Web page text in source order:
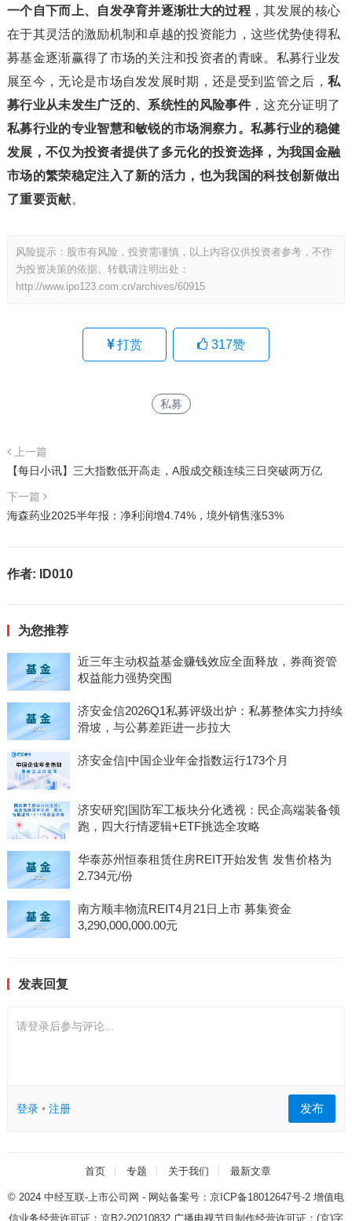
一个自下而上、自发孕育并逐渐壮大的过程 ，其发展的核心
在于其灵活的激励机制和卓越的投资能力，这些优势使得私
募基金逐渐赢得了市场的关注和投资者的青睐。私募行业发
展至今，无论是市场自发发展时期，还是受到监管之后， 私
募行业从未发生广泛的、系统性的风险事件，这充分证明了
私募行业的专业智慧和敏锐的市场洞察力。私募行业的稳健
发展，不仅为投资者提供了多元化的投资选择，为我国金融
市场的繁荣稳定注入了新的活力，也为我国的科技创新做出
了重要贡献。
风险提示：股市有风险，投资需谨慎，以上内容仅供投资者参考，不作
为投资决策的依据。转载请注明出处：
http://www.ipo123.com.cn/archives/60915
打赏 317赞
私募
上一篇
【每日小讯】三大指数低开高走，A股成交额连续三日突破两万亿
下一篇
海森药业2025半年报：净利润增4.74%，境外销售涨53%
作者: ID010
为您推荐
近三年主动权益基金赚钱效应全面释放，券商资管
权益能力强势突围
济安金信2026Q1私募评级出炉：私募整体实力持续
滑坡，与公募差距进一步拉大
济安金信|中国企业年金指数运行173个月
济安研究|国防军工板块分化透视：民企高端装备领
跑，四大行情逻辑+ETF挑选全攻略
华泰苏州恒泰租赁住房REIT开始发售 发售价格为
2.734元/份
南方顺丰物流REIT4月21日上市 募集资金
3,290,000,000.00元
发表回复
请登录后参与评论...
登录• 注册 发布
首页 专题 关于我们 最新文章
© 2024 中经互联-上市公司网 - 网站备案号： 京ICP备18012647号-2增值电
信业务经营许可证： 京B2-20210832广播电视节目制作经营许可证： (京)字